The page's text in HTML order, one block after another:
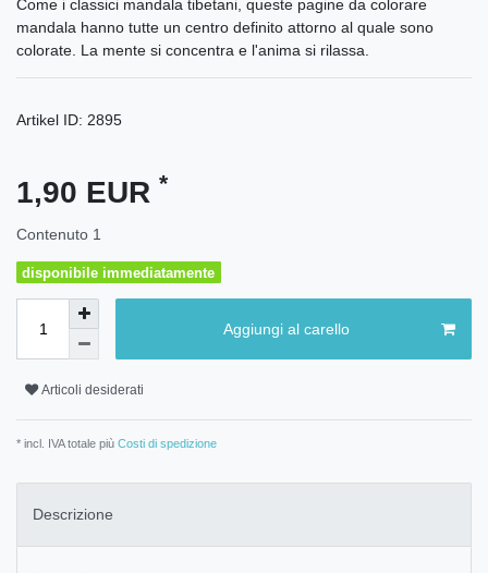
Come i classici mandala tibetani, queste pagine da colorare
mandala hanno tutte un centro definito attorno al quale sono
colorate. La mente si concentra e l'anima si rilassa.
Artikel ID: 2895
1,90 EUR *
Contenuto 1
disponibile immediatamente
Aggiungi al carello
Articoli desiderati
* incl. IVA totale più Costi di spedizione
Descrizione